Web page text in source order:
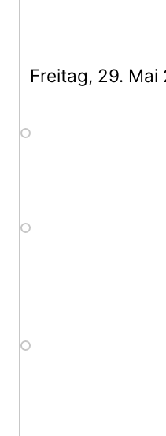
Freitag, 29. Mai